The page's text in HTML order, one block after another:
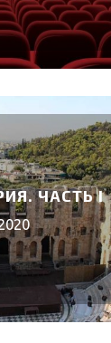
ЧАСТЬ I
УИЛЬЯМ